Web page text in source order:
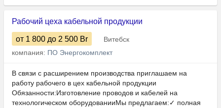
Рабочий цеха кабельной продукции
от 1 800 до 2 500 Br
Витебск
компания: ПО Энергокомплект
В связи с расширением производства приглашаем на
работу рабочего в цех кабельной продукции
Обязанности:Изготовление проводов и кабелей на
технологическом оборудованииМы предлагаем:✓ полная